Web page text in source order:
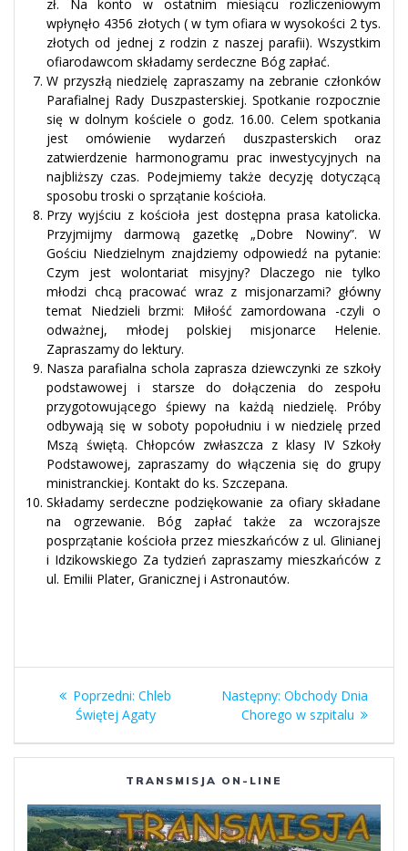
zł. Na konto w ostatnim miesiącu rozliczeniowym
wpłynęło 4356 złotych ( w tym ofiara w wysokości 2 tys.
złotych od jednej z rodzin z naszej parafii). Wszystkim
ofiarodawcom składamy serdeczne Bóg zapłać.
W przyszłą niedzielę zapraszamy na zebranie członków
Parafialnej Rady Duszpasterskiej. Spotkanie rozpocznie
się w dolnym kościele o godz. 16.00. Celem spotkania
jest omówienie wydarzeń duszpasterskich oraz
zatwierdzenie harmonogramu prac inwestycyjnych na
najbliższy czas. Podejmiemy także decyzję dotyczącą
sposobu troski o sprzątanie kościoła.
Przy wyjściu z kościoła jest dostępna prasa katolicka.
Przyjmijmy darmową gazetkę „Dobre Nowiny”. W
Gościu Niedzielnym znajdziemy odpowiedź na pytanie:
Czym jest wolontariat misyjny? Dlaczego nie tylko
młodzi chcą pracować wraz z misjonarzami? główny
temat Niedzieli brzmi: Miłość zamordowana -czyli o
odważnej, młodej polskiej misjonarce Helenie.
Zapraszamy do lektury.
Nasza parafialna schola zaprasza dziewczynki ze szkoły
podstawowej i starsze do dołączenia do zespołu
przygotowującego śpiewy na każdą niedzielę. Próby
odbywają się w soboty popołudniu i w niedzielę przed
Mszą świętą. Chłopców zwłaszcza z klasy IV Szkoły
Podstawowej, zapraszamy do włączenia się do grupy
ministranckiej. Kontakt do ks. Szczepana.
Składamy serdeczne podziękowanie za ofiary składane
na ogrzewanie. Bóg zapłać także za wczorajsze
posprzątanie kościoła przez mieszkańców z ul. Glinianej
i Idzikowskiego Za tydzień zapraszamy mieszkańców z
ul. Emilii Plater, Granicznej i Astronautów.
Nawigacja
wpisu
Poprzedni: Poprzedni
wpis:
Chleb
Świętej Agaty
Następny: Następny
wpis:
Obchody Dnia
Chorego w szpitalu
TRANSMISJA ON-LINE